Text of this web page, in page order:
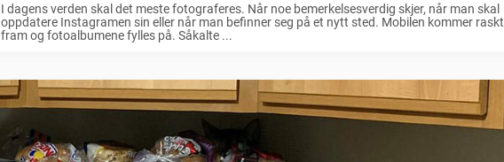
I dagens verden skal det meste fotograferes. Når noe bemerkelsesverdig skjer, når man skal
oppdatere Instagramen sin eller når man befinner seg på et nytt sted. Mobilen kommer raskt
fram og fotoalbumene fylles på. Såkalte ...